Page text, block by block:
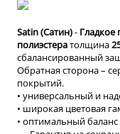
Satin (Сатин)- Гладкое
полиэстератолщина
сбалансированный
Обратная сторона –
покрытий.
• универсальный и
• широкая цветовая
• оптимальный